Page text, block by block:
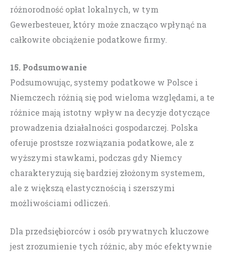
różnorodność opłat lokalnych, w tym
Gewerbesteuer, który może znacząco wpłynąć na
całkowite obciążenie podatkowe firmy.
15. Podsumowanie
Podsumowując, systemy podatkowe w Polsce i
Niemczech różnią się pod wieloma względami, a te
różnice mają istotny wpływ na decyzje dotyczące
prowadzenia działalności gospodarczej. Polska
oferuje prostsze rozwiązania podatkowe, ale z
wyższymi stawkami, podczas gdy Niemcy
charakteryzują się bardziej złożonym systemem,
ale z większą elastycznością i szerszymi
możliwościami odliczeń.
Dla przedsiębiorców i osób prywatnych kluczowe
jest zrozumienie tych różnic, aby móc efektywnie